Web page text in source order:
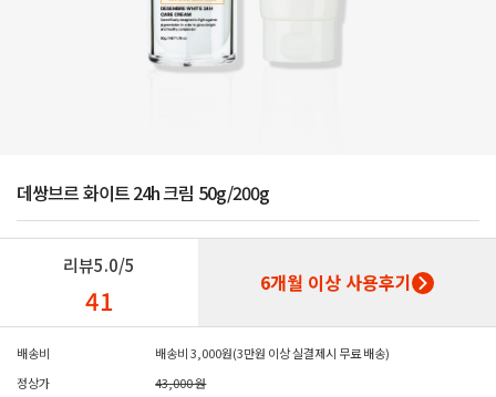
데쌍브르 화이트 24h 크림 50g/200g
리뷰5.0/5
41 6개월 이상 사용후기
배송비
배송비 3,000원(3만원 이상 실결제시 무료 배송)
정상가
43,000 원